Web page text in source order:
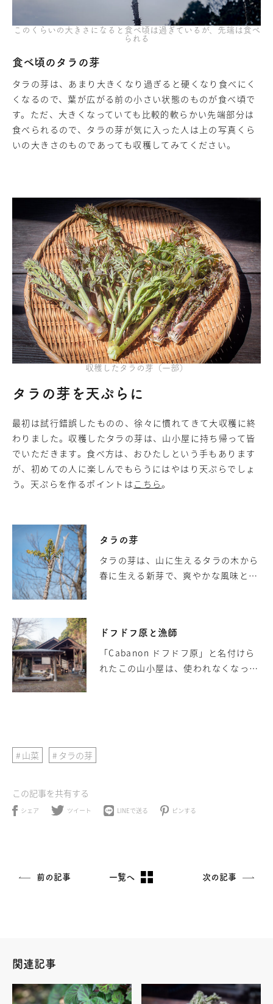
このくらいの大きさになると食べ頃は過ぎているが、先端は食べ
られる
食べ頃のタラの芽
タラの芽は、あまり大きくなり過ぎると硬くなり食べにく
くなるので、葉が広がる前の小さい状態のものが食べ頃で
す。ただ、大きくなっていても比較的軟らかい先端部分は
食べられるので、タラの芽が気に入った人は上の写真くら
いの大きさのものであっても収穫してみてください。
収穫したタラの芽（一部）
タラの芽を天ぷらに
最初は試行錯誤したものの、徐々に慣れてきて大収穫に終
わりました。収穫したタラの芽は、山小屋に持ち帰って皆
でいただきます。食べ方は、おひたしという手もあります
が、初めての人に楽しんでもらうにはやはり天ぷらでしょ
う。天ぷらを作るポイントは こちら。
タラの芽
タラの芽は、山に生えるタラの木から
春に生える新芽で、爽やかな風味と食
させてくれる風物詩であるため、毎年
山菜好きを魅了しつづけています。山
間に住んでいてタラの芽の味を知らな
ドフドフ原と漁師
「Cabanon ドフドフ原」と名付けら
れたこの山小屋は、使われなくなって
り、景色を見て珈琲を飲んだりする自
由で優しい時間が流れます。 地のもの
山菜 タラの芽
この記事を共有する
シェア ツイート LINEで送る ピンする
前の記事 一覧へ 次の記事
関連記事